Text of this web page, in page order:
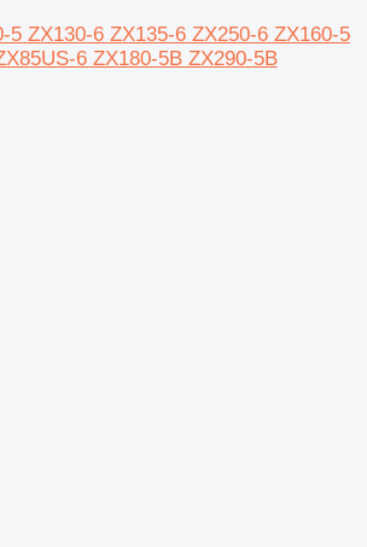
ZX130-6 ZX135-6 ZX250-6 ZX160-5
6 ZX180-5B ZX290-5B